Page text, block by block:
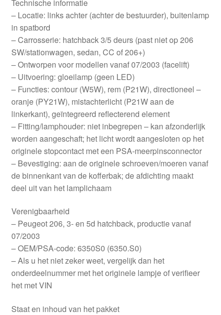
Technische informatie
– Locatie: links achter (achter de bestuurder), buitenlamp
in spatbord
– Carrosserie: hatchback 3/5 deurs (past niet op 206
SW/stationwagen, sedan, CC of 206+)
– Ontworpen voor modellen vanaf 07/2003 (facelift)
– Uitvoering: gloeilamp (geen LED)
– Functies: contour (W5W), rem (P21W), directioneel –
oranje (PY21W), mistachterlicht (P21W aan de
linkerkant), geïntegreerd reflecterend element
– Fitting/lamphouder: niet inbegrepen – kan afzonderlijk
worden aangeschaft; het licht wordt aangesloten op het
originele stopcontact met een PSA-meerpinsconnector
– Bevestiging: aan de originele schroeven/moeren vanaf
de binnenkant van de kofferbak; de afdichting maakt
deel uit van het lamplichaam
Verenigbaarheid
– Peugeot 206, 3- en 5d hatchback, productie vanaf
07/2003
– OEM/PSA-code: 6350S0 (6350.S0)
– Als u het niet zeker weet, vergelijk dan het
onderdeelnummer met het originele lampje of verifieer
het met VIN
Staat en inhoud van het pakket